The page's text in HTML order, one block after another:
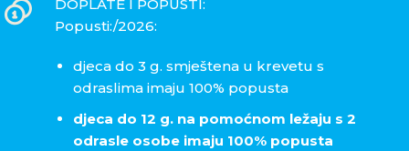
DOPLATE I POPUSTI:
Popusti:/2026:
djeca do 3 g. smještena u krevetu s
odraslima imaju 100% popusta
djeca do 12 g. na pomoćnom ležaju s 2
odrasle osobe imaju 100% popusta